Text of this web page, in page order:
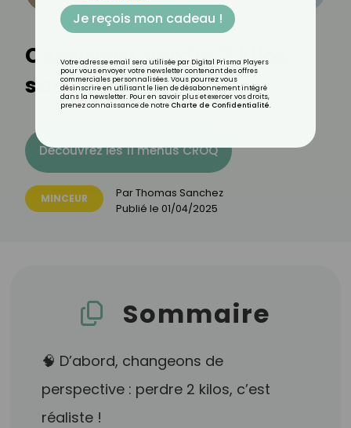
Comment perdre 2 kilos
sans sport ?
Découvrez les 11 menus CROQ
MINCEUR ParThomas Sanchez
Publié le 01/04/2025
Sommaire
🧠 D’abord, changeons de
perspective : perdre 2 kilos, c’est
réaliste !
Je reçois mon cadeau !
Votre adresse email sera utilisée par Digital Prisma Players
pour vous envoyer votre newsletter contenant des offres
commerciales personnalisées. Vous pourrez vous
désinscrire en utilisant le lien de désabonnement intégré
dans la newsletter. Pour en savoir plus et exercer vos droits,
prenez connaissance de notre Charte de Confidentialité.